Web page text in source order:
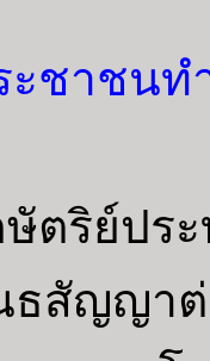
ะชาช
ตริย์ประ
ธสัญญาต่